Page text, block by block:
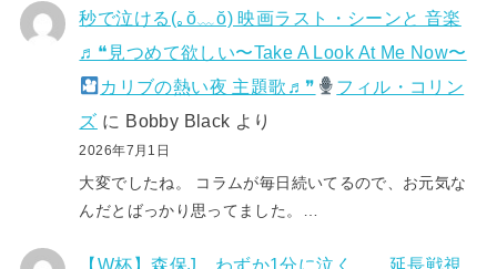
秒で泣ける(⁠｡⁠ŏ⁠﹏⁠ŏ⁠) 映画ラスト・シーンと 音楽
♬❝見つめて欲しい〜Take A Look At Me Now〜
カリブの熱い夜 主題歌♬❞
フィル・コリン
ズ に Bobby Black より
2026年7月1日
大変でしたね。 コラムが毎日続いてるので、お元気な
んだとばっかり思ってました。…
【W杯】森保J、わずか1分に泣く… 延長戦視